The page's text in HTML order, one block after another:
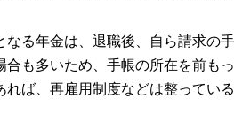
なる年金は、退職後、自ら請求の
も多いため、手帳の所在を前も
ば、再雇用制度などは整ってい